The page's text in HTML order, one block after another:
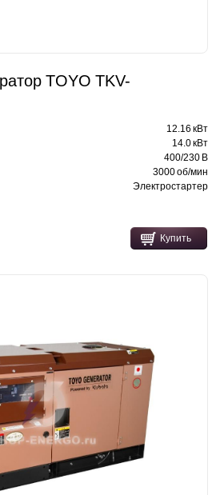
TOYO TKV-
12.16 кВт
14.0 кВт
400/230 В
3000 об/мин
Электростартер
Купить